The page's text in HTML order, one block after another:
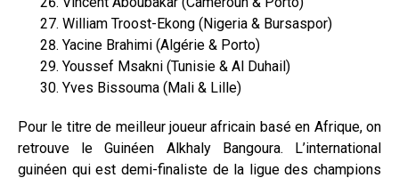
William Troost-Ekong (Nigeria & Bursaspor)
Yacine Brahimi (Algérie & Porto)
Youssef Msakni (Tunisie & Al Duhail)
Yves Bissouma (Mali & Lille)
Pour le titre de meilleur joueur africain basé en Afrique, on
retrouve le Guinéen Alkhaly Bangoura. L’international
guinéen qui est demi-finaliste de la ligue des champions